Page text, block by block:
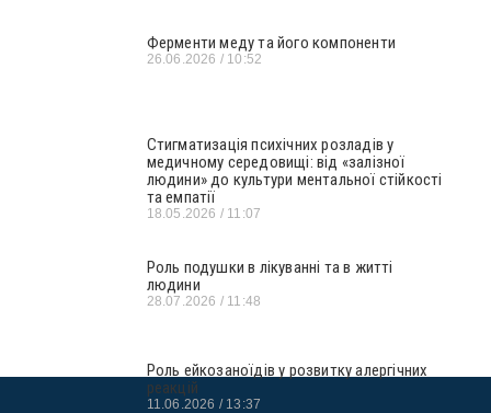
Ферменти меду та його компоненти
26.06.2026 10:52
Стигматизація психічних розладів у
медичному середовищі: від «залізної
людини» до культури ментальної стійкості
та емпатії
18.05.2026 11:07
Роль подушки в лікуванні та в житті
людини
28.07.2026 11:48
Роль ейкозаноїдів у розвитку алергічних
реакцій
11.06.2026 13:37